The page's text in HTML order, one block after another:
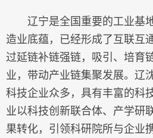
辽宁是全国重要的工业基
造业底蕴，已经形成了互联互
过延链补链强链，吸引、培育
业，带动产业链集聚发展。辽
科技企业众多，具有丰富的科
业以科技创新联合体、产学研
果转化，引领科研院所与企业